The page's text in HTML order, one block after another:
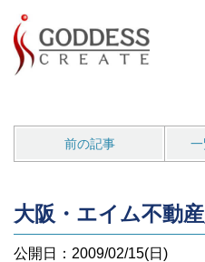
前の記事
大阪・エイム不動
公開日：2009/02/15(日)